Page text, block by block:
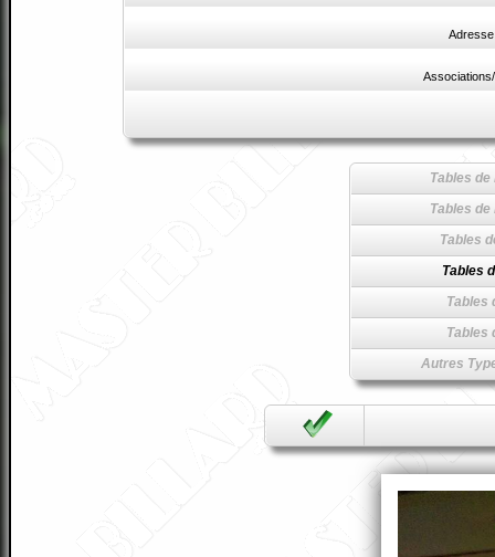
Tables
Tables
Tables
Tables
Tables
Tables
Autres